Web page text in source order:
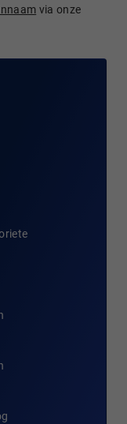
via onze